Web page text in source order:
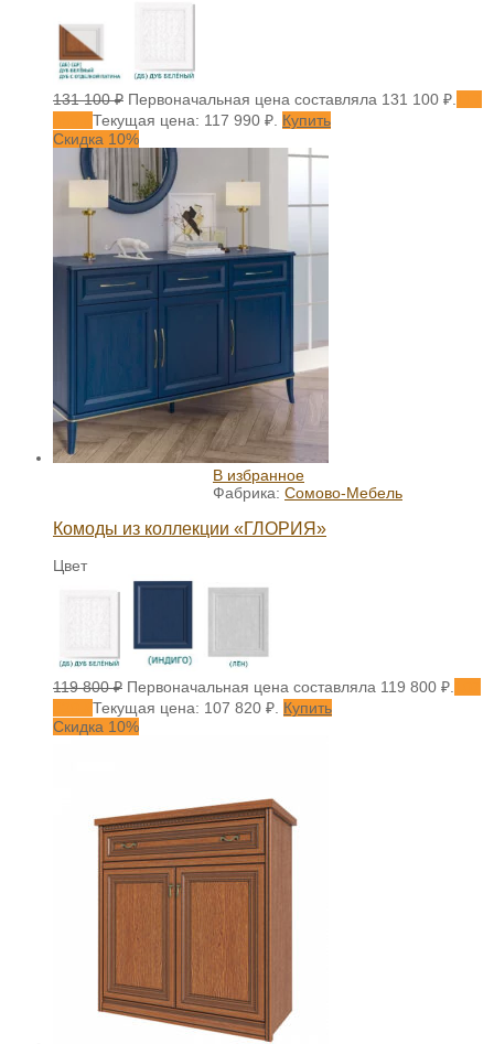
131 100₽ Первоначальная цена составляла 131 100 ₽.
Текущая цена: 117 990 ₽. Купить
Скидка 10%
В избранное
Фабрика: Сомово-Мебель
Комоды из коллекции «ГЛОРИЯ»
Цвет
119 800₽ Первоначальная цена составляла 119 800 ₽.
Текущая цена: 107 820 ₽. Купить
Скидка 10%